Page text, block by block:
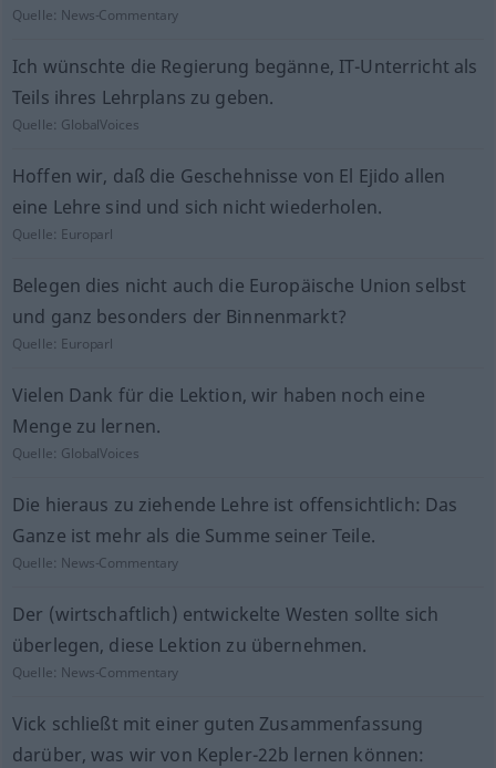
Quelle: News-Commentary
Ich wünschte die Regierung begänne, IT-Unterricht als
Teils ihres Lehrplans zu geben.
Quelle: GlobalVoices
Hoffen wir, daß die Geschehnisse von El Ejido allen
eine Lehre sind und sich nicht wiederholen.
Quelle: Europarl
Belegen dies nicht auch die Europäische Union selbst
und ganz besonders der Binnenmarkt?
Quelle: Europarl
Vielen Dank für die Lektion, wir haben noch eine
Menge zu lernen.
Quelle: GlobalVoices
Die hieraus zu ziehende Lehre ist offensichtlich: Das
Ganze ist mehr als die Summe seiner Teile.
Quelle: News-Commentary
Der (wirtschaftlich) entwickelte Westen sollte sich
überlegen, diese Lektion zu übernehmen.
Quelle: News-Commentary
Vick schließt mit einer guten Zusammenfassung
darüber, was wir von Kepler-22b lernen können: